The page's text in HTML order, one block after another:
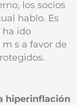
los socios
hablo. Es
ha ido
s a favor de
hiperinflación